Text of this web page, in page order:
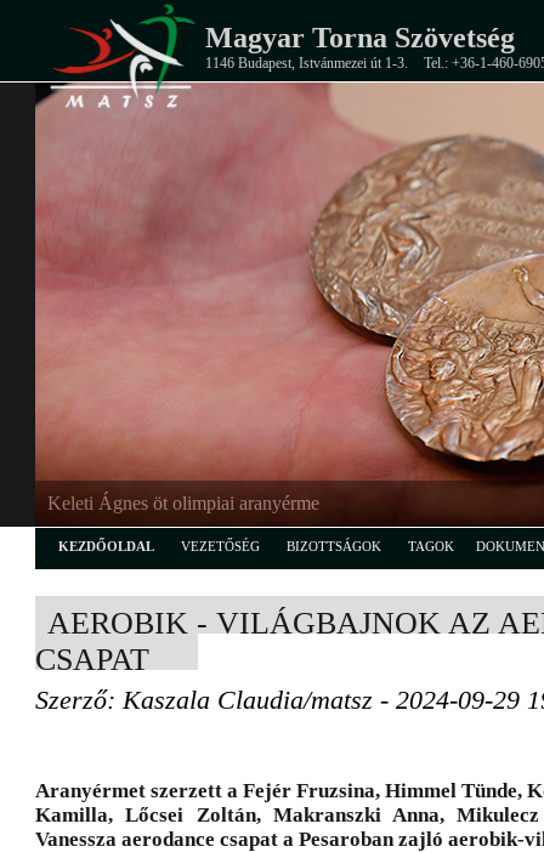
Magyar Torna Szövetség
1146 Budapest, Istvánmezei út 1-3. Tel.: +36-1-460-
EB-ezüstérmes junior férfi csapat
KEZDŐOLDAL VEZETŐSÉG BIZOTTSÁGOK TAGOK
AEROBIK - VILÁGBAJNOK AZ
CSAPAT
Szerző: Kaszala Claudia/matsz - 2024-09-29
Aranyérmet szerzett a Fejér Fruzsina, Himmel Tünde,
Kamilla, Lőcsei Zoltán, Makranszki Anna, Mikulecz
Vanessza aerodance csapat a Pesaroban zajló aerobik-